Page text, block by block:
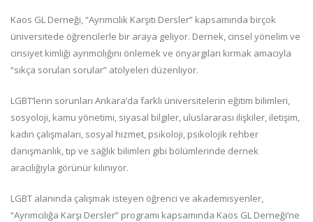
Kaos GL Derneği, “Ayrımcılık Karşıtı Dersler” kapsamında birçok
üniversitede öğrencilerle bir araya geliyor. Dernek, cinsel yönelim ve
cinsiyet kimliği ayrımcılığını önlemek ve önyargıları kırmak amacıyla
“sıkça sorulan sorular” atölyeleri düzenliyor.
LGBT’lerin sorunları Ankara’da farklı üniversitelerin eğitim bilimleri,
sosyoloji, kamu yönetimi, siyasal bilgiler, uluslararası ilişkiler, iletişim,
kadın çalışmaları, sosyal hizmet, psikoloji, psikolojik rehber
danışmanlık, tıp ve sağlık bilimleri gibi bölümlerinde dernek
aracılığıyla görünür kılınıyor.
LGBT alanında çalışmak isteyen öğrenci ve akademisyenler,
“Ayrımcılığa Karşı Dersler” programı kapsamında Kaos GL Derneği’ne